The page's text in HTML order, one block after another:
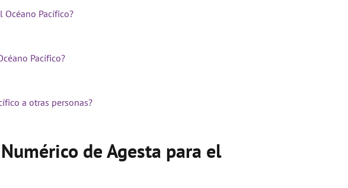
e
o
Océano Pacífico?
Pacífico?
a otras personas?
de Agesta para el